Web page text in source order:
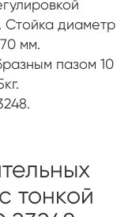
Стойка диаметр
мм.
пазом 10
тонкой